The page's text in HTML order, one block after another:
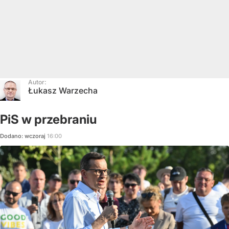
Autor:
Łukasz Warzecha
PiS w przebraniu
Dodano: wczoraj 16:00